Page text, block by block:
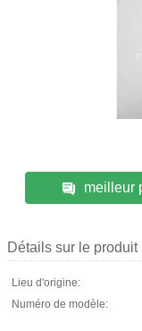
meilleur
Détails sur le produit
Lieu d'origine:
Numéro de modèle: